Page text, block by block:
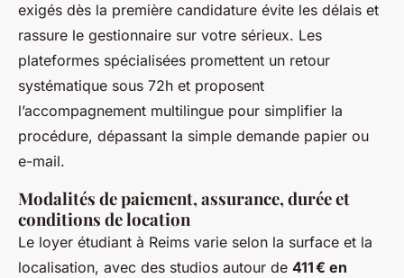
exigés dès la première candidature évite les délais et
rassure le gestionnaire sur votre sérieux. Les
plateformes spécialisées promettent un retour
systématique sous 72h et proposent
l’accompagnement multilingue pour simplifier la
procédure, dépassant la simple demande papier ou
e-mail.
Modalités de paiement, assurance, durée et
conditions de location
Le loyer étudiant à Reims varie selon la surface et la
localisation, avec des studios autour de 411 € en